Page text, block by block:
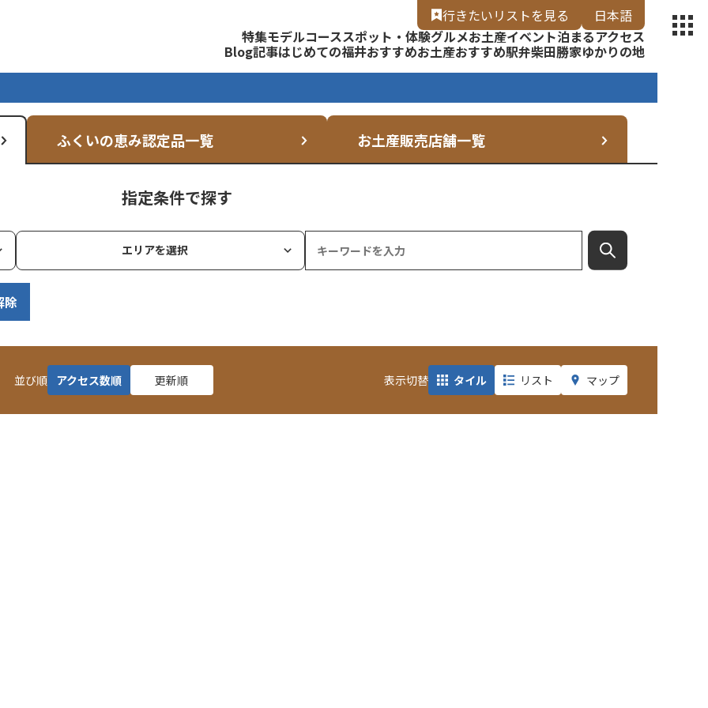
光公式サイト【福いろ】
行きたいリストを見る
日本語
English
特集モデルコーススポット・体験グルメお土産イベント泊まるアクセス
Blog記事はじめての福井おすすめお土産おすすめ駅弁柴田勝家ゆかりの地
ふくいの恵み認定品一覧 お土産販売店舗一覧
指定条件で探す
エリアを選択
除
並び順 アクセス数順 更新順 表示切替 タイル リスト マップ